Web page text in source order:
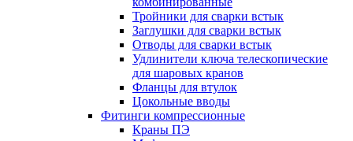
Тройники для сварки встык
Заглушки для сварки встык
Отводы для сварки встык
Удлинители ключа телескопические
для шаровых кранов
Фланцы для втулок
Цокольные вводы
Фитинги компрессионные
Краны ПЭ